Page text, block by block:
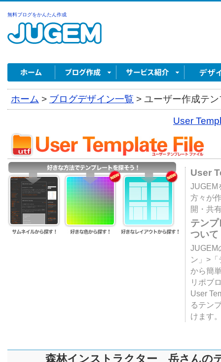
無料ブログをかんたん作成
ホーム > ブログデザイン一覧 > ユーザー作成テ
User
User
JUGEM
方々が
開・共
テン
ついて
JUGEM
ン」>
から簡
リポブ
User
るテン
けます
森林インストラクター 岳さんの